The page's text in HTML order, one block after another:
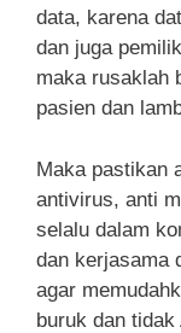
data, karena
dan juga
maka rusaklah
pasien dan
Maka pastikan
antivirus, anti
selalu dalam
dan kerjasama
agar
buruk dan tidak